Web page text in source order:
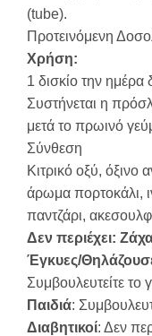
(tube).
Προτεινόμενη
Χρήση:
1 δισκίο την ημέρα
Συστήνεται η
μετά το πρωινό
Σύνθεση
Κιτρικό οξύ, όξινο
άρωμα πορτοκάλι,
παντζάρι,
Δεν περιέχει:
Έγκυες/
Συμβουλευτείτε το
Παιδιά:
Διαβητικοί: Δεν